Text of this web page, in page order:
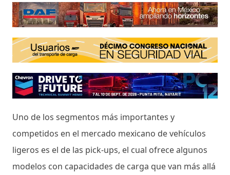
Uno de los segmentos más importantes y
competidos en el mercado mexicano de vehículos
ligeros es el de las pick-ups, el cual ofrece algunos
modelos con capacidades de carga que van más allá